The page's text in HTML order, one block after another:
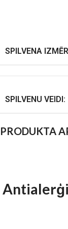
SPILVENA
SPILVENU VEIDI:
PRODUKTA